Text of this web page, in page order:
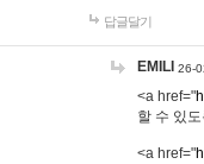
답글달기
EMILI 26-
<a href="
할 수 있
<a href="